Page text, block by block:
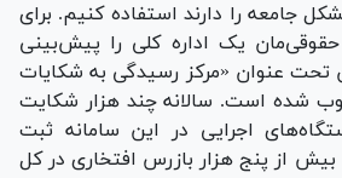
جامعه را دارند استفاده کنیم. برای
یک اداره کلی را پیش‌بینی
تحت عنوان «مرکز رسیدگی به شکایات
شده است. سالانه چند هزار شکایت
اجرایی در این سامانه ثبت
بیش از پنج هزار بازرس افتخاری در کل